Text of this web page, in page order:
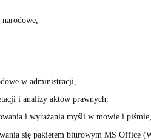
w administracji,
i analizy aktów prawnych,
i wyrażania myśli w mowie i piśmie,
się pakietem biurowym MS Office